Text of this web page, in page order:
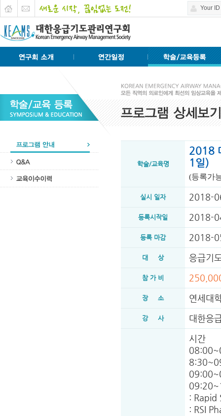
학술/교육명
2018
1일)
(등록가
실시 일자 2018-
등록시작일 2018-
등록 마감 2018-
대 상 응급기
참 가 비
장 소 연세대
강 사 대한응
시
:
: RSI